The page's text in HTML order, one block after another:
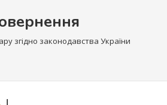
згідно законодавства України